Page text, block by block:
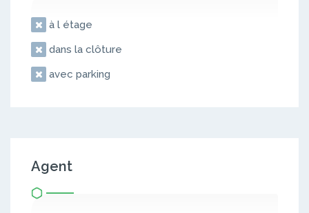
à l étage
dans la clôture
avec parking
Agent